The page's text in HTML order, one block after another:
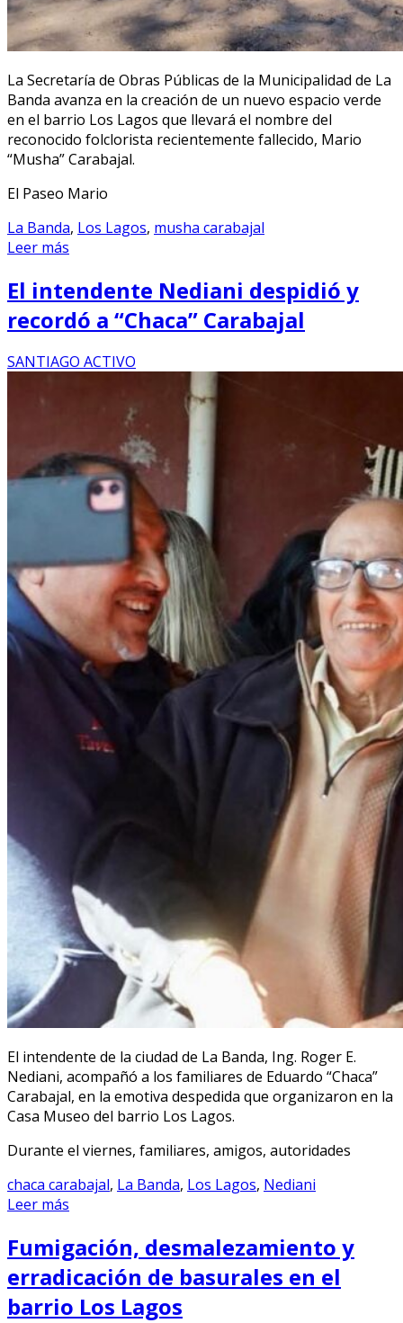
La Secretaría de Obras Públicas de la Municipalidad de La
Banda avanza en la creación de un nuevo espacio verde
en el barrio Los Lagos que llevará el nombre del
reconocido folclorista recientemente fallecido, Mario
“Musha” Carabajal.
El Paseo Mario
La Banda, Los Lagos, musha carabajal
Leer más
El intendente Nediani despidió y
recordó a “Chaca” Carabajal
SANTIAGO ACTIVO
El intendente de la ciudad de La Banda, Ing. Roger E.
Nediani, acompañó a los familiares de Eduardo “Chaca”
Carabajal, en la emotiva despedida que organizaron en la
Casa Museo del barrio Los Lagos.
Durante el viernes, familiares, amigos, autoridades
chaca carabajal, La Banda, Los Lagos, Nediani
Leer más
Fumigación, desmalezamiento y
erradicación de basurales en el
barrio Los Lagos